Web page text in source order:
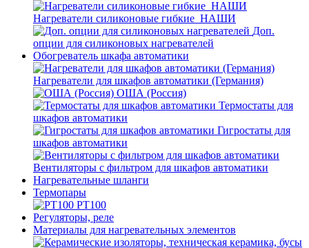
Нагреватели силиконовые гибкие_НАШИ
Доп.
опции для силиконовых нагревателей
Обогреватель шкафа автоматики
Нагреватели для шкафов автоматики (Германия)
ОША (Россия)
Термостаты для
шкафов автоматики
Гигростаты для
шкафов автоматики
Вентиляторы с фильтром для шкафов автоматики
Нагревательные шланги
Термопары
PT100
Регуляторы, реле
Материалы для нагревательных элементов